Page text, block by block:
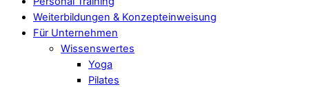
Weiterbildungen & Konzepteinweisung
Für Unternehmen
Wissenswertes
Yoga
Pilates